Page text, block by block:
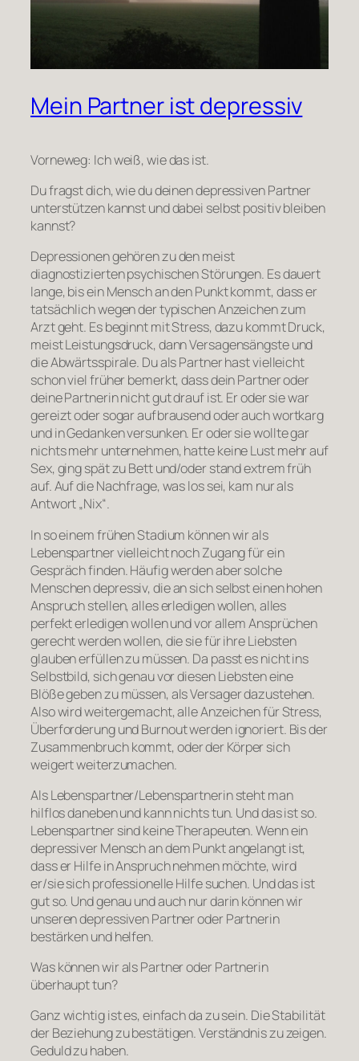
Mein Partner ist depressiv
Vorneweg: Ich weiß, wie das ist.
Du fragst dich, wie du deinen depressiven Partner
unterstützen kannst und dabei selbst positiv bleiben
kannst?
Depressionen gehören zu den meist
diagnostizierten psychischen Störungen. Es dauert
lange, bis ein Mensch an den Punkt kommt, dass er
tatsächlich wegen der typischen Anzeichen zum
Arzt geht. Es beginnt mit Stress, dazu kommt Druck,
meist Leistungsdruck, dann Versagensängste und
die Abwärtsspirale. Du als Partner hast vielleicht
schon viel früher bemerkt, dass dein Partner oder
deine Partnerin nicht gut drauf ist. Er oder sie war
gereizt oder sogar aufbrausend oder auch wortkarg
und in Gedanken versunken. Er oder sie wollte gar
nichts mehr unternehmen, hatte keine Lust mehr auf
Sex, ging spät zu Bett und/oder stand extrem früh
auf. Auf die Nachfrage, was los sei, kam nur als
Antwort „Nix“.
In so einem frühen Stadium können wir als
Lebenspartner vielleicht noch Zugang für ein
Gespräch finden. Häufig werden aber solche
Menschen depressiv, die an sich selbst einen hohen
Anspruch stellen, alles erledigen wollen, alles
perfekt erledigen wollen und vor allem Ansprüchen
gerecht werden wollen, die sie für ihre Liebsten
glauben erfüllen zu müssen. Da passt es nicht ins
Selbstbild, sich genau vor diesen Liebsten eine
Blöße geben zu müssen, als Versager dazustehen.
Also wird weitergemacht, alle Anzeichen für Stress,
Überforderung und Burnout werden ignoriert. Bis der
Zusammenbruch kommt, oder der Körper sich
weigert weiterzumachen.
Als Lebenspartner/Lebenspartnerin steht man
hilflos daneben und kann nichts tun. Und das ist so.
Lebenspartner sind keine Therapeuten. Wenn ein
depressiver Mensch an dem Punkt angelangt ist,
dass er Hilfe in Anspruch nehmen möchte, wird
er/sie sich professionelle Hilfe suchen. Und das ist
gut so. Und genau und auch nur darin können wir
unseren depressiven Partner oder Partnerin
bestärken und helfen.
Was können wir als Partner oder Partnerin
überhaupt tun?
Ganz wichtig ist es, einfach da zu sein. Die Stabilität
der Beziehung zu bestätigen. Verständnis zu zeigen.
Geduld zu haben.